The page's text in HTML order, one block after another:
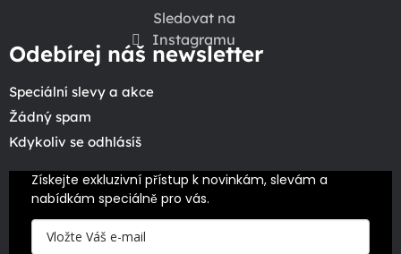
Sledovat na
Instagramu
Odebírej náš newsletter
Speciální slevy a akce
Žádný spam
Kdykoliv se odhlásíš
Získejte exkluzivní přístup k novinkám, slevám a
nabídkám speciálně pro vás.